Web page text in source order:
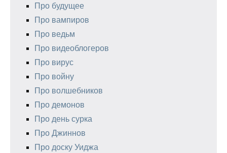
Про будущее
Про вампиров
Про ведьм
Про видеоблогеров
Про вирус
Про войну
Про волшебников
Про демонов
Про день сурка
Про Джиннов
Про доску Уиджа